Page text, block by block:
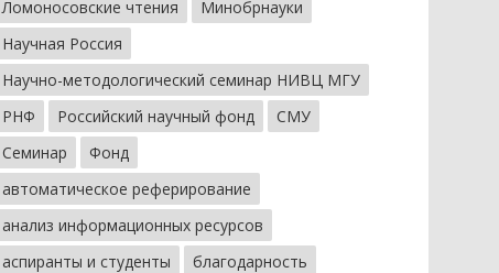
Ломоносовские чтения
Минобрнауки
Научная Россия
Научно-методологический семинар НИВЦ МГУ
РНФ
Российский научный фонд
СМУ
Семинар
Фонд
автоматическое реферирование
анализ информационных ресурсов
аспиранты и студенты
благодарность